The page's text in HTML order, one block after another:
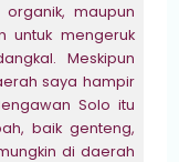
maupun
untuk mengeruk
Meskipun
saya hampir
Solo itu
baik genteng,
di daerah